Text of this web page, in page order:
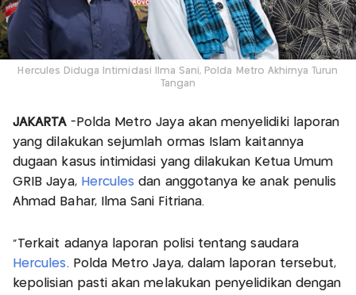
Hercules Diduga Intimidasi Ilma Sani, Polda Metro Akhirnya Turun
Tangan
JAKARTA -Polda Metro Jaya akan menyelidiki laporan
yang dilakukan sejumlah ormas Islam kaitannya
dugaan kasus intimidasi yang dilakukan Ketua Umum
GRIB Jaya, Hercules dan anggotanya ke anak penulis
Ahmad Bahar, Ilma Sani Fitriana.
"Terkait adanya laporan polisi tentang saudara
Hercules. Polda Metro Jaya, dalam laporan tersebut,
kepolisian pasti akan melakukan penyelidikan dengan